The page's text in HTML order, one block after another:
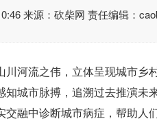
来源：砍柴网 责任编辑：
河流之伟，立体呈现城市乡
城市脉搏，追溯过去推演未
融中诊断城市病症，帮助人